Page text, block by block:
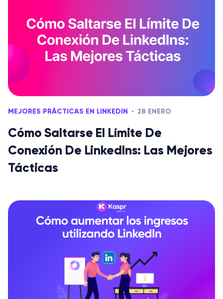
MEJORES PRÁCTICAS EN LINKEDIN 28 ENERO
Cómo Saltarse El Límite De
Conexión De LinkedIns: Las Mejores
Tácticas